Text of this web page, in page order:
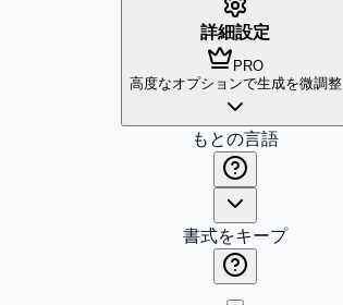
詳細設定
PRO
高度なオプションで生成を微調整
もとの言語
書式をキープ